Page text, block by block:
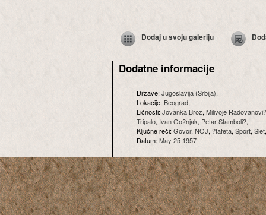
Dodaj u svoju galeriju
Dodatne informacije
Drzave:Jugoslavija (Srbija),
Lokacije:Beograd,
Ličnosti:Jovanka Broz, Milivoje Radovanovi?
Tripalo, Ivan Go?njak, Petar Stamboli?,
Ključne reči:Govor, NOJ, ?tafeta, Sport, Slet
Datum: May 25 1957